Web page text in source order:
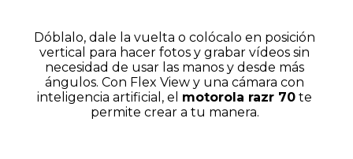
Dóblalo, dale la vuelta o colócalo en posición
vertical para hacer fotos y grabar vídeos sin
necesidad de usar las manos y desde más
ángulos. Con Flex View y una cámara con
inteligencia artificial, el motorola razr 70 te
permite crear a tu manera.